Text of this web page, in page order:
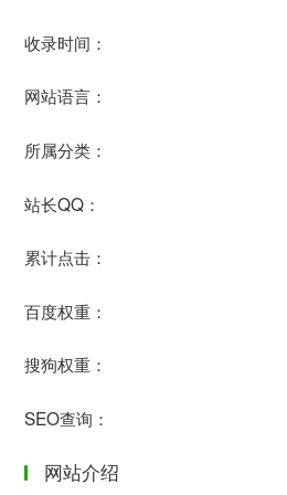
收录时间：
网站语言：
所属分类：
站长QQ：
累计点击：
百度权重：
搜狗权重：
SEO查询：
网站介绍